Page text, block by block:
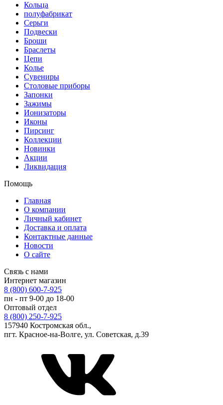
Кольца
полуфабрикат
Серьги
Подвески
Броши
Браслеты
Цепи
Колье
Сувениры
Столовые приборы
Запонки
Зажимы
Ионизаторы
Иконы
Пирсинг
Коллекции
Новинки
Акции
Ликвидация
Помощь
Главная
О компании
Личный кабинет
Доставка и оплата
Контактные данные
Новости
О сайте
Связь с нами
Интернет магазин
8 (800) 600-7-925
пн - пт 9-00 до 18-00
Оптовый отдел
8 (800) 250-7-925
157940 Костромская обл.,
пгт. Красное-на-Волге, ул. Советская, д.39